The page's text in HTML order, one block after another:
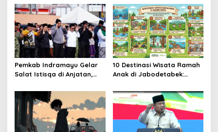
Pemkab Indramayu Gelar
Salat Istisqa di Anjatan,
Masyarakat Kuatkan
Ikhtiar Atasi Kekeringan
10 Destinasi Wisata Ramah
Anak di Jabodetabek:
Menyegarkan dan Penuh
Makna